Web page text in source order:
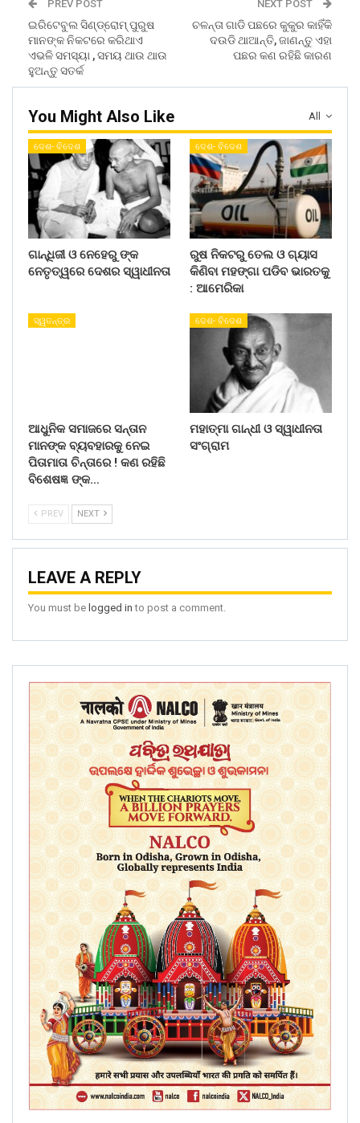
PREV POST
ଇରିଟେବୁଲ ସିଣ୍ଡ୍ରୋମ୍ ପୁରୁଷ
ମାନଙ୍କ ନିକଟରେ କରିଥାଏ
ଏଭଳି ସମସ୍ୟା , ସମୟ ଥାଉ ଥାଉ
ହୁଅନ୍ତୁ ସତର୍କ
NEXT POST
ଚଳନ୍ତା ଗାଡି ପଛରେ କୁକୁର କାହିଁକି
ଦଉଡି ଥାଆନ୍ତି, ଜାଣନ୍ତୁ ଏହା
ପଛର କଣ ରହିଛି କାରଣ
All
You Might Also Like
ଦେଶ- ବିଦେଶ
ଗାନ୍ଧିଜୀ ଓ ନେହେରୁ ଙ୍କ
ନେତୃତ୍ୱରେ ଦେଶର ସ୍ୱାଧୀନତା
ଦେଶ- ବିଦେଶ
ରୁଷ ନିକଟରୁ ତେଲ ଓ ଗ୍ୟାସ
କିଣିବା ମହଙ୍ଗା ପଡିବ ଭାରତକୁ
: ଆମେରିକା
ସ୍ୱତନ୍ତ୍ର
ଆଧୁନିକ ସମାଜରେ ସନ୍ତାନ
ମାନଙ୍କ ବ୍ୟବହାରକୁ ନେଇ
ପିତାମାତା ଚିନ୍ତାରେ ! କଣ ରହିଛି
ବିଶେଷଜ୍ଞ ଙ୍କ…
ଦେଶ- ବିଦେଶ
ମହାତ୍ମା ଗାନ୍ଧୀ ଓ ସ୍ୱାଧୀନତା
ସଂଗ୍ରାମ
PREV NEXT
LEAVE A REPLY
You must be logged in to post a comment.